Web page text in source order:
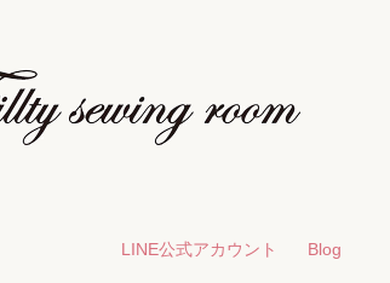
LINE公式アカウント Blog